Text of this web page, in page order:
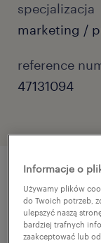
specjalizacja
marketing /
reference
47131094
The Brand
Informacje o
Używamy plików
do Twoich potrzeb,
ulepszyć naszą
bardziej trafnych
zaakceptować lub